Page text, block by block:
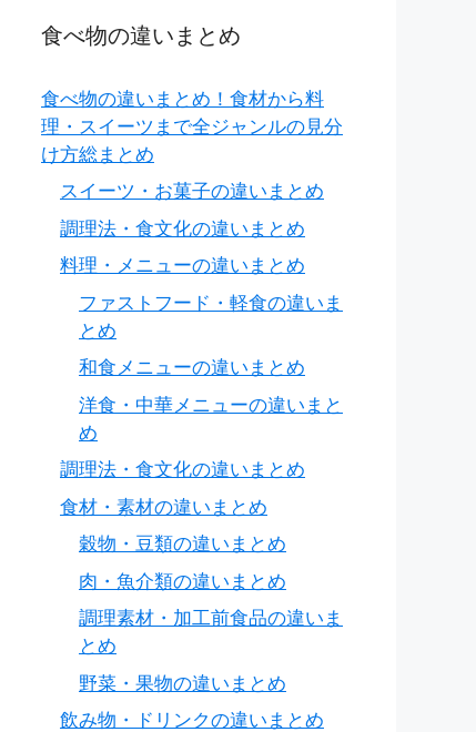
食べ物の違いまとめ
食べ物の違いまとめ！食材から料
理・スイーツまで全ジャンルの見分
け方総まとめ
スイーツ・お菓子の違いまとめ
調理法・食文化の違いまとめ
料理・メニューの違いまとめ
ファストフード・軽食の違いま
とめ
和食メニューの違いまとめ
洋食・中華メニューの違いまと
め
調理法・食文化の違いまとめ
食材・素材の違いまとめ
穀物・豆類の違いまとめ
肉・魚介類の違いまとめ
調理素材・加工前食品の違いま
とめ
野菜・果物の違いまとめ
飲み物・ドリンクの違いまとめ